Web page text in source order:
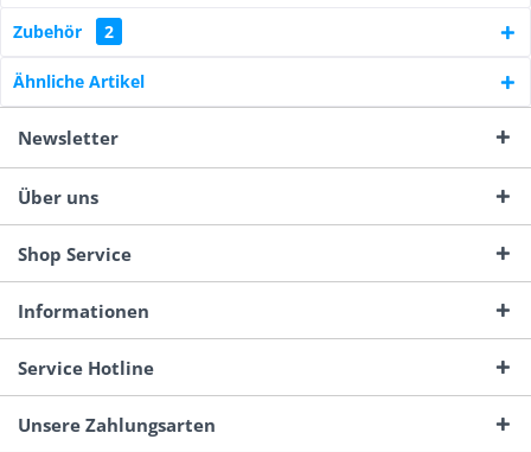
Zubehör 2
Ähnliche Artikel
Newsletter
Über uns
Shop Service
Informationen
Service Hotline
Unsere Zahlungsarten